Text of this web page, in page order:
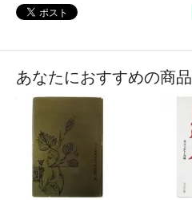
あなたにおすすめの商品